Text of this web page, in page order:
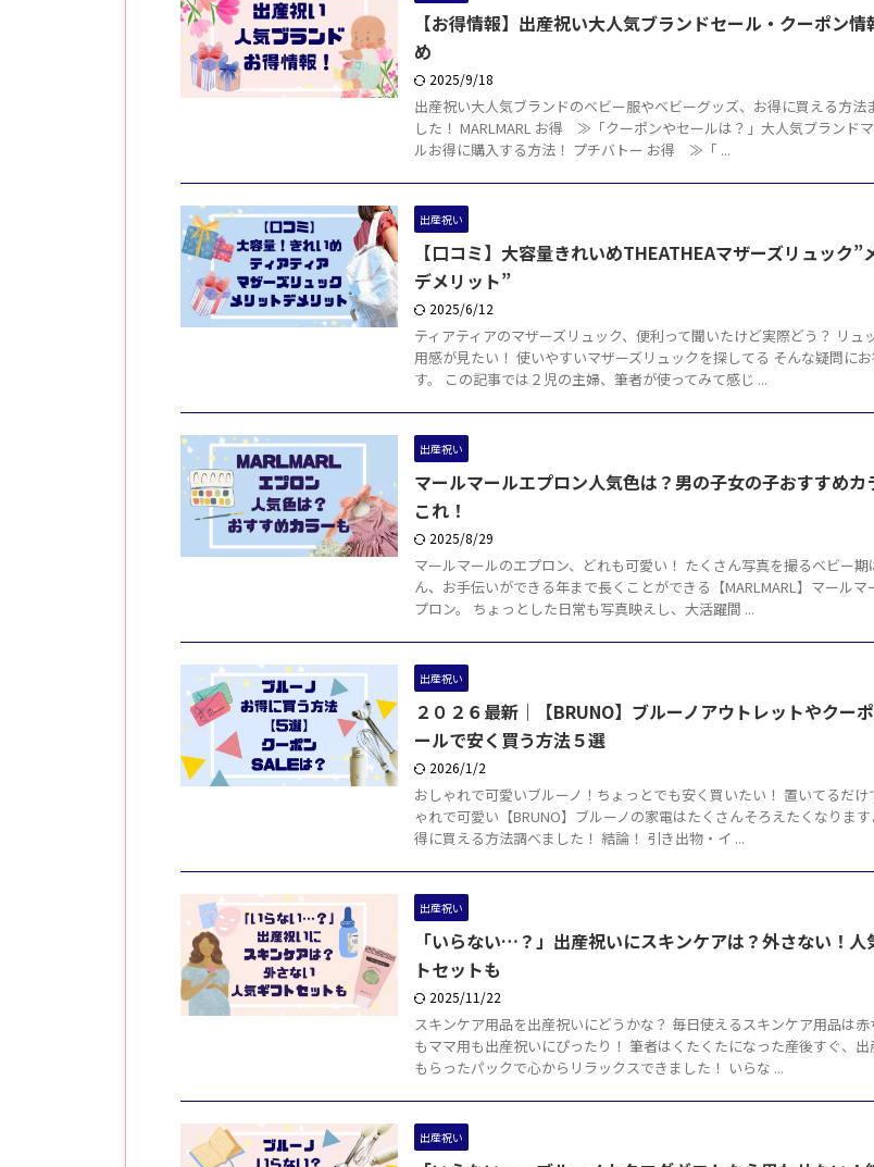
【お得情報】出産祝い大人気ブランドセール・クーポン情
め
2025/9/18
出産祝い大人気ブランドのベビー服やベビーグッズ、お得に買える方法
した！ MARLMARL お得 ≫「クーポンやセールは？」大人気ブランド
ルお得に購入する方法！ プチバトー お得 ≫「 ...
出産祝い
【口コミ】大容量きれいめTHEATHEAマザーズリュック”
デメリット”
2025/6/12
ティアティアのマザーズリュック、便利って聞いたけど実際どう？ リュ
用感が見たい！ 使いやすいマザーズリュックを探してる そんな疑問に
す。 この記事では２児の主婦、筆者が使ってみて感じ ...
出産祝い
マールマールエプロン人気色は？男の子女の子おすすめカ
これ！
2025/8/29
マールマールのエプロン、どれも可愛い！ たくさん写真を撮るベビー期
ん、お手伝いができる年まで長くことができる【MARLMARL】マールマ
プロン。 ちょっとした日常も写真映えし、大活躍間 ...
出産祝い
２０２６最新｜【BRUNO】ブルーノアウトレットやクー
ールで安く買う方法５選
2026/1/2
おしゃれで可愛いブルーノ！ちょっとでも安く買いたい！ 置いてるだけ
ゃれで可愛い【BRUNO】ブルーノの家電はたくさんそろえたくなりま
得に買える方法調べました！ 結論！ 引き出物・イ ...
出産祝い
「いらない…？」出産祝いにスキンケアは？外さない！人
トセットも
2025/11/22
スキンケア用品を出産祝いにどうかな？ 毎日使えるスキンケア用品は赤
もママ用も出産祝いにぴったり！ 筆者はくたくたになった産後すぐ、出
もらったパックで心からリラックスできました！ いらな ...
出産祝い